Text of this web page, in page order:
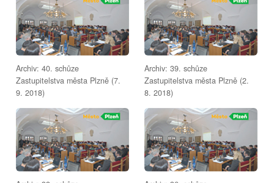
Archiv: 40. schůze
Zastupitelstva města Plzně (7.
9. 2018)
Archiv: 39. schůze
Zastupitelstva města Plzně (2.
8. 2018)